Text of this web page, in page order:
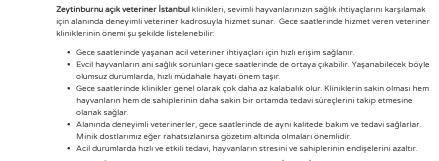
Zeytinburnu açık veteriner İstanbul klinikleri, sevimli hayvanlarınızın sağlık ihtiyaçlarını karşılamak
için alanında deneyimli veteriner kadrosuyla hizmet sunar. Gece saatlerinde hizmet veren veteriner
kliniklerinin önemi şu şekilde listelenebilir:
Gece saatlerinde yaşanan acil veteriner ihtiyaçları için hızlı erişim sağlanır.
Evcil hayvanların ani sağlık sorunları gece saatlerinde de ortaya çıkabilir. Yaşanabilecek böyle
olumsuz durumlarda, hızlı müdahale hayati önem taşır.
Gece saatlerinde klinikler genel olarak çok daha az kalabalık olur. Kliniklerin sakin olması hem
hayvanların hem de sahiplerinin daha sakin bir ortamda tedavi süreçlerini takip etmesine
olanak sağlar.
Alanında deneyimli veterinerler, gece saatlerinde de aynı kalitede bakım ve tedavi sağlarlar.
Minik dostlarımız eğer rahatsızlanırsa gözetim altında olmaları önemlidir.
Acil durumlarda hızlı ve etkili tedavi, hayvanların stresini ve sahiplerinin endişelerini azaltır.